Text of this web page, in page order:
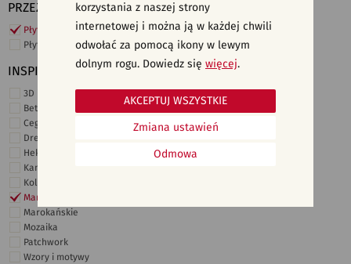
PRZEZNACZENIE
Płytki ścienne
Płytki podłogowe
INSPIRACJE
3D i struktury
Beton
Cegiełki
Drewno
Heksagonalne
Kamień
Kolor
Marmur
Marokańskie
Mozaika
Patchwork
Wzory i motywy
korzystania z naszej strony
internetowej i można ją w każdej chwili
odwołać za pomocą ikony w lewym
dolnym rogu. Dowiedz się więcej.
Odmowa
Zmiana ustawień
AKCEPTUJ WSZYSTKIE